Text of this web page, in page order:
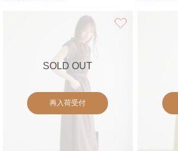
SOLD OUT
再入荷受付